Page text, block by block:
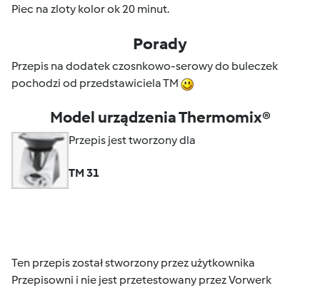
Piec na zloty kolor ok 20 minut.
Porady
Przepis na dodatek czosnkowo-serowy do buleczek
pochodzi od przedstawiciela TM
Model urządzenia Thermomix®
Przepis jest tworzony dla
TM 31
Ten przepis został stworzony przez użytkownika
Przepisowni i nie jest przetestowany przez Vorwerk